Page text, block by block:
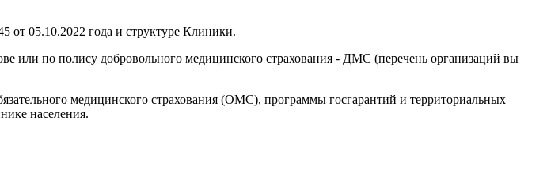
05.10.2022 года и структуре Клиники.
по полису добровольного медицинского страхования - ДМС (перечень организаций вы
медицинского страхования (ОМС), программы госгарантий и территориальных
населения.